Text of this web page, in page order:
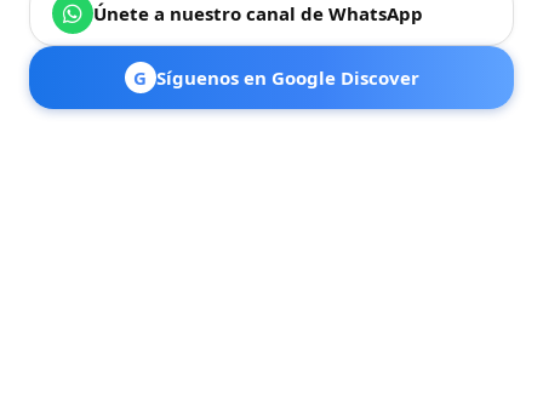
Únete a nuestro canal de WhatsApp
G Síguenos en Google Discover